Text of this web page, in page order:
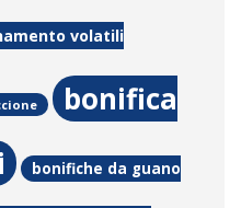
volatili
bonifica
bonifiche da guano